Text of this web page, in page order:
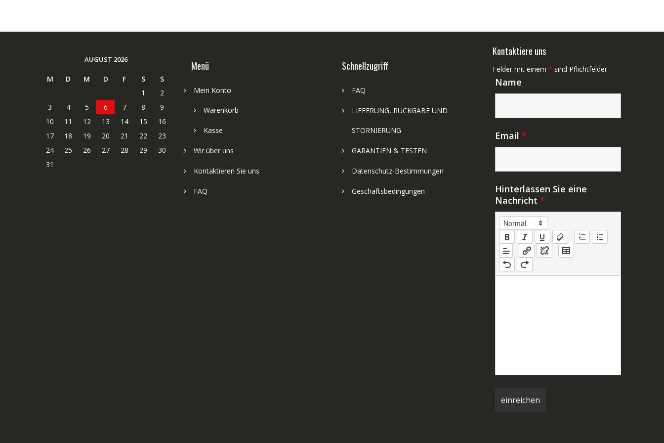
AUGUST 2026
M D M D F S
S
1
2
3
4 5 6 7 8
9
10
11 12 13 14 15
16
17
18 19 20 21 22
23
24
25 26 27 28 29
30
31
Menü
Mein Konto
Warenkorb
Kasse
Wir über uns
Kontaktieren Sie uns
FAQ
Schnellzugriff
FAQ
LIEFERUNG, RÜCKGABE UND
STORNIERUNG
GARANTIEN & TESTEN
Datenschutz-Bestimmungen
Geschäftsbedingungen
Kontaktiere uns
Felder mit einem * sind Pflichtfelder
Name
Email *
Hinterlassen Sie eine
Nachricht *